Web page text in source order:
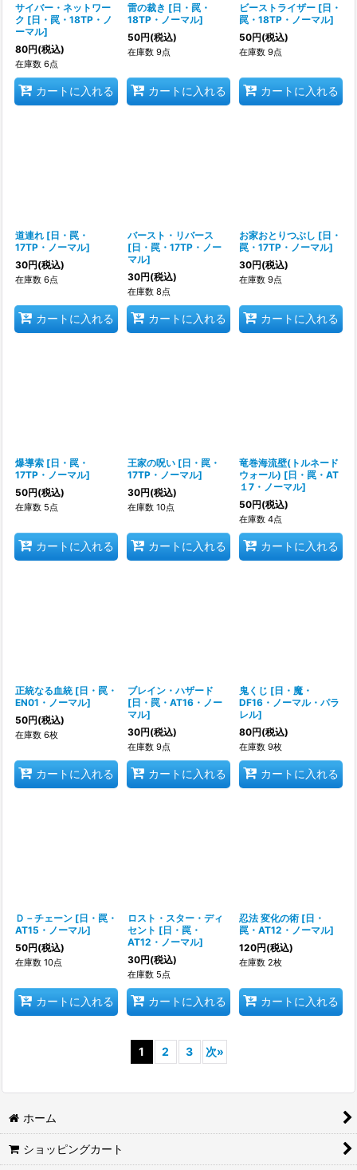
サイバー・ネットワー
ク [日・罠・18TP・ノ
ーマル]
80円(税込)
在庫数 6点
カートに入れる
雷の裁き [日・罠・
18TP・ノーマル]
50円(税込)
在庫数 9点
カートに入れる
ビーストライザー [日・
罠・18TP・ノーマル]
50円(税込)
在庫数 9点
カートに入れる
道連れ [日・罠・
17TP・ノーマル]
30円(税込)
在庫数 6点
カートに入れる
バースト・リバース
[日・罠・17TP・ノー
マル]
30円(税込)
在庫数 8点
カートに入れる
お家おとりつぶし [日・
罠・17TP・ノーマル]
30円(税込)
在庫数 9点
カートに入れる
爆導索 [日・罠・
17TP・ノーマル]
50円(税込)
在庫数 5点
カートに入れる
王家の呪い [日・罠・
17TP・ノーマル]
30円(税込)
在庫数 10点
カートに入れる
竜巻海流壁(トルネード
ウォール) [日・罠・AT
１7・ノーマル]
50円(税込)
在庫数 4点
カートに入れる
正統なる血統 [日・罠・
EN01・ノーマル]
50円(税込)
在庫数 6枚
カートに入れる
ブレイン・ハザード
[日・罠・AT16・ノー
マル]
30円(税込)
在庫数 9点
カートに入れる
鬼くじ [日・魔・
DF16・ノーマル・パラ
レル]
80円(税込)
在庫数 9枚
カートに入れる
Ｄ－チェーン [日・罠・
AT15・ノーマル]
50円(税込)
在庫数 10点
カートに入れる
ロスト・スター・ディ
セント [日・罠・
AT12・ノーマル]
30円(税込)
在庫数 5点
カートに入れる
忍法 変化の術 [日・
罠・AT12・ノーマル]
120円(税込)
在庫数 2枚
カートに入れる
1 2 3 次»
ホーム
ショッピングカート